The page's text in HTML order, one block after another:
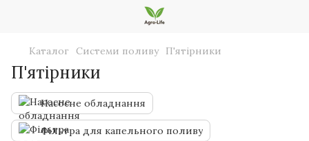
Каталог Системи поливу П'ятірники
П'ятірники
Насосне обладнання
Фільтра для капельного поливу